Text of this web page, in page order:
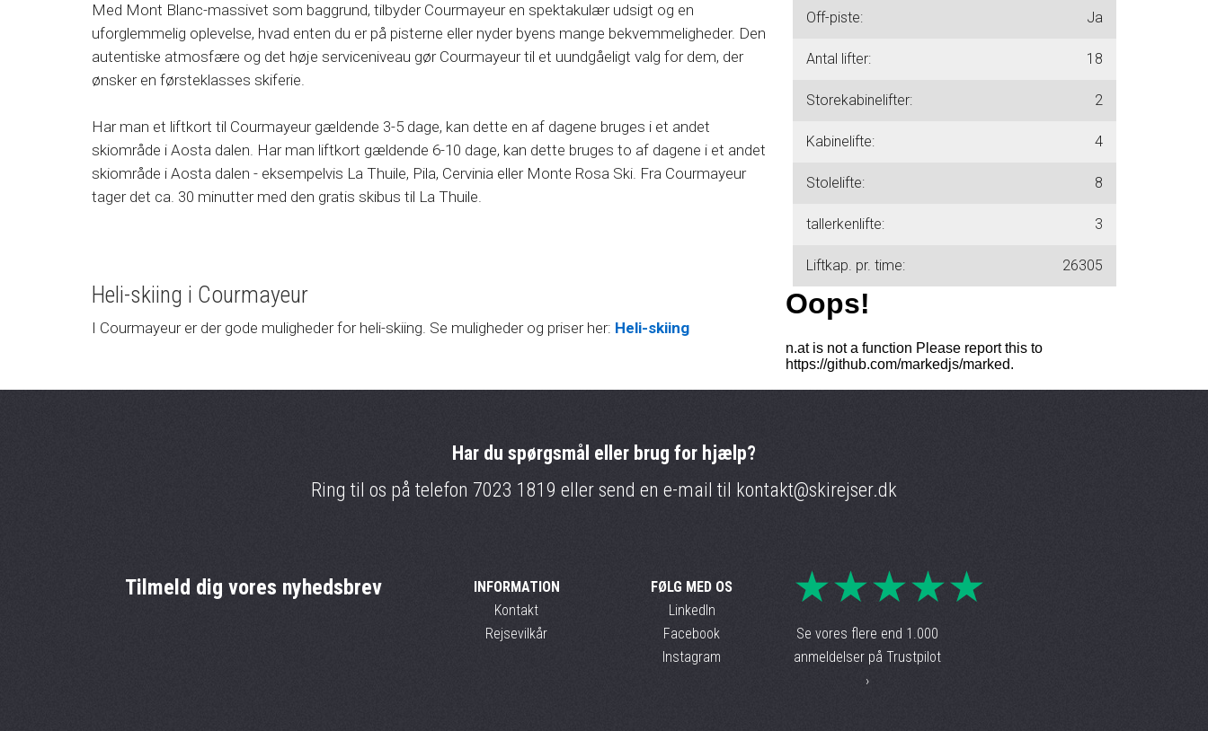
Med Mont Blanc-massivet som baggrund, tilbyder Courmayeur en spektakulær udsigt og en
uforglemmelig oplevelse, hvad enten du er på pisterne eller nyder byens mange bekvemmeligheder. Den
autentiske atmosfære og det høje serviceniveau gør Courmayeur til et uundgåeligt valg for dem, der
ønsker en førsteklasses skiferie.
Har man et liftkort til Courmayeur gældende 3-5 dage, kan dette en af dagene bruges i et andet
skiområde i Aosta dalen. Har man liftkort gældende 6-10 dage, kan dette bruges to af dagene i et andet
skiområde i Aosta dalen - eksempelvis La Thuile, Pila, Cervinia eller Monte Rosa Ski. Fra Courmayeur
tager det ca. 30 minutter med den gratis skibus til La Thuile.
Heli-skiing i Courmayeur
I Courmayeur er der gode muligheder for heli-skiing. Se muligheder og priser her: Heli-skiing
Off-piste: Ja
Antal lifter: 18
Storekabinelifter: 2
Kabinelifte: 4
Stolelifte: 8
tallerkenlifte: 3
Liftkap. pr. time: 26305
Har du spørgsmål eller brug for hjælp?
Ring til os på telefon 7023 1819 eller send en e-mail til kontakt@skirejser.dk
Tilmeld dig vores nyhedsbrev
INFORMATION
Kontakt
Rejsevilkår
FØLG MED OS
LinkedIn
Facebook
Instagram
★★★★★
Se vores flere end 1.000
anmeldelser på Trustpilot
›